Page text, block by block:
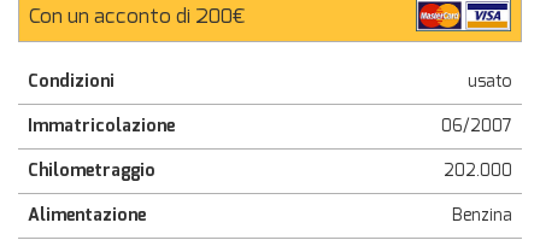
Con un acconto di 200€
Condizioni
usato
Immatricolazione
06/2007
Chilometraggio
202.000
Alimentazione
Benzina